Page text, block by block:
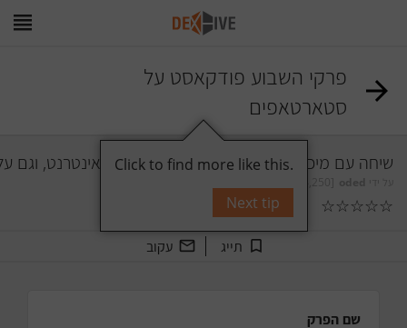
פרקי השבוע פודקאסט על
סטארטאפים
שיחה עם מיכאל רייטבלט על מסחר והונאות באינטרנט,
☆
☆
☆
☆
☆ תגובות
תייג עקוב
שם הפרק
Click to find more like this.
Next tip